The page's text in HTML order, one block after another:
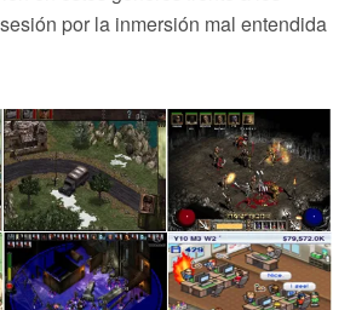
por la inmersión mal entendida